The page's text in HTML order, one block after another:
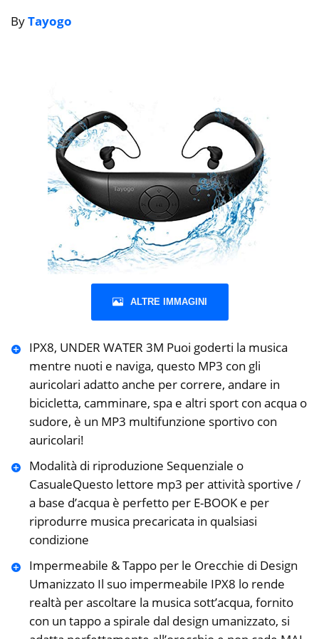
ByTayogo
ALTRE IMMAGINI
IPX8, UNDER WATER 3M Puoi goderti la musica
mentre nuoti e naviga, questo MP3 con gli
auricolari adatto anche per correre, andare in
bicicletta, camminare, spa e altri sport con acqua o
sudore, è un MP3 multifunzione sportivo con
auricolari!
Modalità di riproduzione Sequenziale o
CasualeQuesto lettore mp3 per attività sportive /
a base d’acqua è perfetto per E-BOOK e per
riprodurre musica precaricata in qualsiasi
condizione
Impermeabile & Tappo per le Orecchie di Design
Umanizzato Il suo impermeabile IPX8 lo rende
realtà per ascoltare la musica sott’acqua, fornito
con un tappo a spirale dal design umanizzato, si